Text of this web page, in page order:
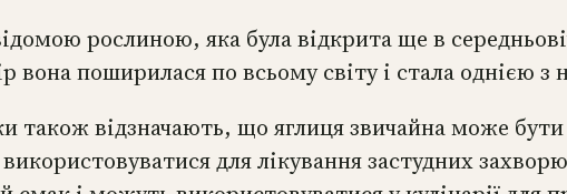
рослиною, яка була відкрита ще в
вона поширилася по всьому світу і стала однією
також відзначають, що яглиця звичайна може
для лікування застудних